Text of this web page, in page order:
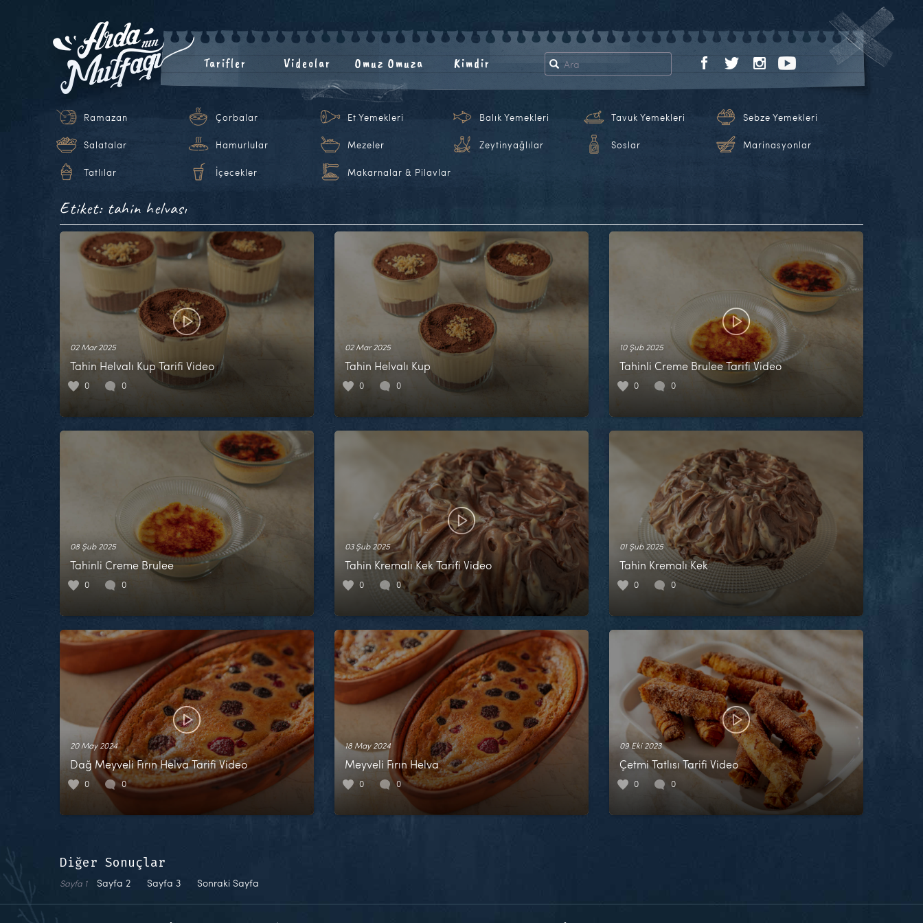
Tarifler Videolar Omuz Omuza Kimdir
Ramazan Çorbalar Et Yemekleri Balık Yemekleri Tavuk Yemekleri Sebze Yemekleri
Salatalar Hamurlular Mezeler Zeytinyağlılar Soslar Marinasyonlar
Tatlılar İçecekler Makarnalar & Pilavlar
Etiket: tahin helvası
02 Mar 2025
Tahin Helvalı Kup Tarifi Video
0 0
02 Mar 2025
Tahin Helvalı Kup
0 0
10 Şub 2025
Tahinli Creme Brulee Tarifi Video
0 0
08 Şub 2025
Tahinli Creme Brulee
0 0
03 Şub 2025
Tahin Kremalı Kek Tarifi Video
0 0
01 Şub 2025
Tahin Kremalı Kek
0 0
20 May 2024
Dağ Meyveli Fırın Helva Tarifi Video
0 0
18 May 2024
Meyveli Fırın Helva
0 0
09 Eki 2023
Çetmi Tatlısı Tarifi Video
0 0
Diğer Sonuçlar
Sayfa 1 Sayfa 2 Sayfa 3 Sonraki Sayfa